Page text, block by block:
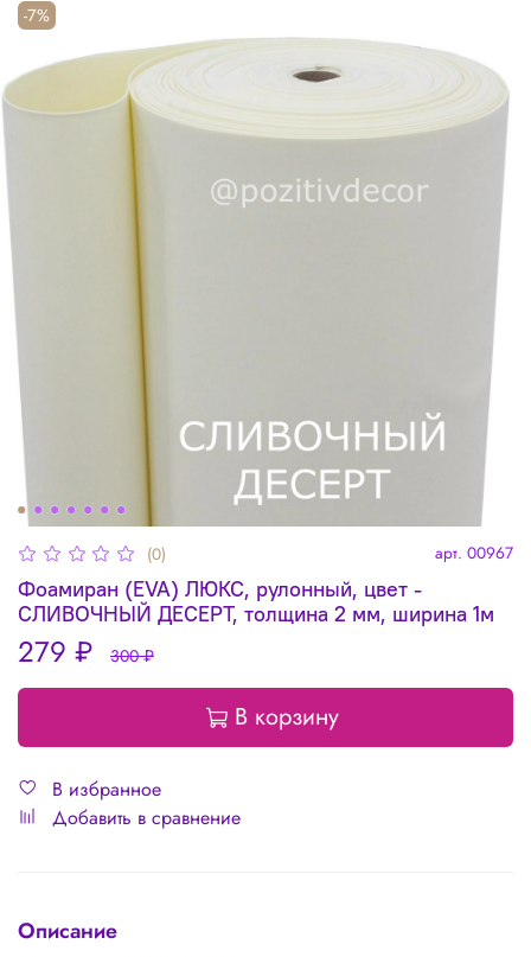
-7%
(0) арт. 00967
Фоамиран (EVA) ЛЮКС, рулонный, цвет -
СЛИВОЧНЫЙ ДЕСЕРТ, толщина 2 мм, ширина 1м
279 ₽ 300 ₽
В корзину
В избранное
Добавить в сравнение
Описание